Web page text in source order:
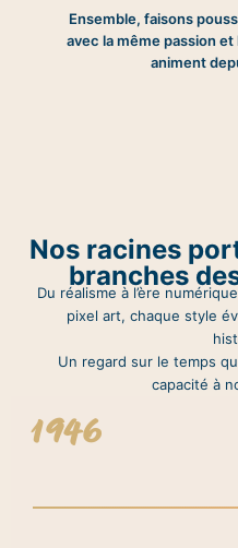
Ensemble, faisons
avec la même passion
animent
Nos racines
branches
Du réalisme à l’ère
pixel art, chaque style
Un regard sur le temps
capacité à
1946